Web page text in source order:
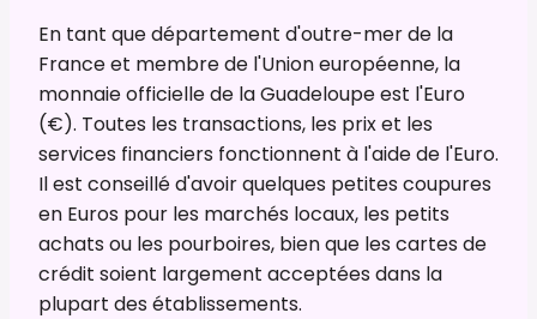
En tant que département d'outre-mer de la
France et membre de l'Union européenne, la
monnaie officielle de la Guadeloupe est l'Euro
(€). Toutes les transactions, les prix et les
services financiers fonctionnent à l'aide de l'Euro.
Il est conseillé d'avoir quelques petites coupures
en Euros pour les marchés locaux, les petits
achats ou les pourboires, bien que les cartes de
crédit soient largement acceptées dans la
plupart des établissements.